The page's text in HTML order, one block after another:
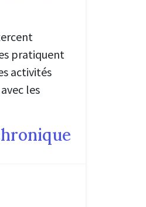
pratiquent
activités
les